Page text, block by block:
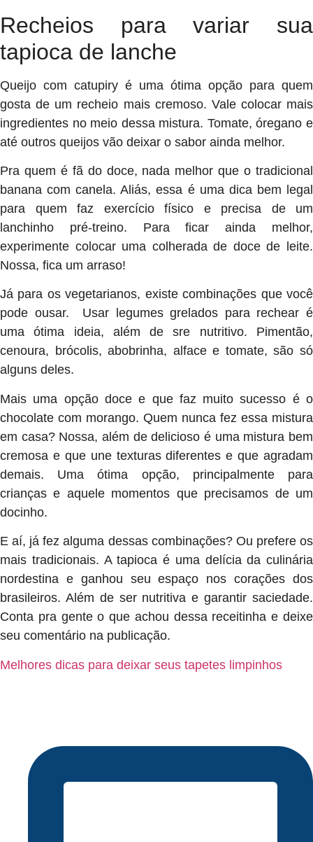
Recheios para variar sua
tapioca de lanche
Queijo com catupiry é uma ótima opção para quem
gosta de um recheio mais cremoso. Vale colocar mais
ingredientes no meio dessa mistura. Tomate, óregano e
até outros queijos vão deixar o sabor ainda melhor.
Pra quem é fã do doce, nada melhor que o tradicional
banana com canela. Aliás, essa é uma dica bem legal
para quem faz exercício físico e precisa de um
lanchinho pré-treino. Para ficar ainda melhor,
experimente colocar uma colherada de doce de leite.
Nossa, fica um arraso!
Já para os vegetarianos, existe combinações que você
pode ousar. Usar legumes grelados para rechear é
uma ótima ideia, além de sre nutritivo. Pimentão,
cenoura, brócolis, abobrinha, alface e tomate, são só
alguns deles.
Mais uma opção doce e que faz muito sucesso é o
chocolate com morango. Quem nunca fez essa mistura
em casa? Nossa, além de delicioso é uma mistura bem
cremosa e que une texturas diferentes e que agradam
demais. Uma ótima opção, principalmente para
crianças e aquele momentos que precisamos de um
docinho.
E aí, já fez alguma dessas combinações? Ou prefere os
mais tradicionais. A tapioca é uma delícia da culinária
nordestina e ganhou seu espaço nos corações dos
brasileiros. Além de ser nutritiva e garantir saciedade.
Conta pra gente o que achou dessa receitinha e deixe
seu comentário na publicação.
Melhores dicas para deixar seus tapetes limpinhos